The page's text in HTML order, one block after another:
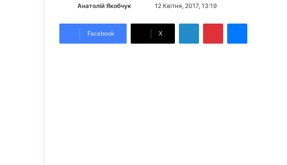
Анатолій Якобчук
l d
12 Квітня, 2017, 13:19
Facebook X